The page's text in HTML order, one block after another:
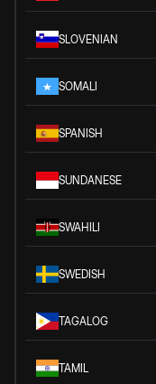
SLOVENIAN
SOMALI
SPANISH
SUNDANESE
SWAHILI
SWEDISH
TAGALOG
TAMIL